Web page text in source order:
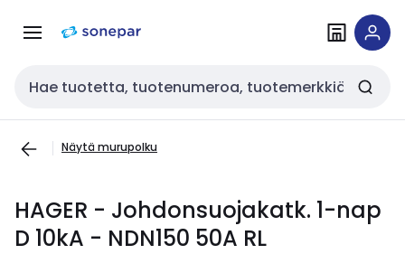
navigointiinsisältöön
Haku
Näytä murupolku
HAGER - Johdonsuojakatk. 1-nap
D 10kA - NDN150 50A RL